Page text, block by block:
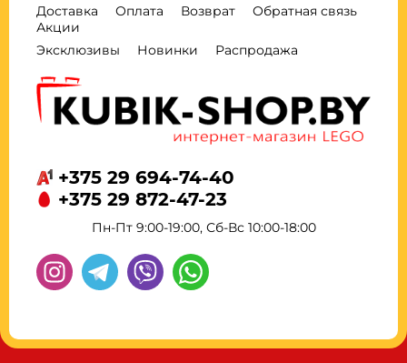
Доставка Оплата Возврат
Обратная связь
Акции
Эксклюзивы
Новинки Распродажа
+375 29 694-74-40
+375 29 872-47-23
Пн-Пт 9:00-19:00, Сб-Вс 10:00-18:00